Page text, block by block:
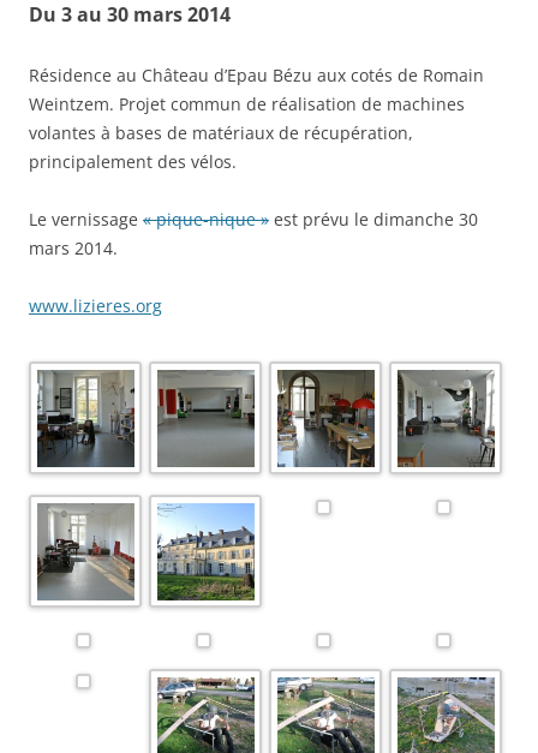
Du 3 au 30 mars 2014
Résidence au Château d’Epau Bézu aux cotés de Romain
Weintzem. Projet commun de réalisation de machines
volantes à bases de matériaux de récupération,
principalement des vélos.
Le vernissage « pique-nique » est prévu le dimanche 30
mars 2014.
www.lizieres.org